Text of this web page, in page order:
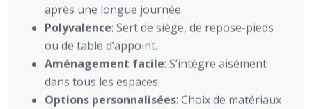
après une longue journée.
Polyvalence: Sert de siège, de repose-pieds
ou de table d’appoint.
Aménagement facile: S’intègre aisément
dans tous les espaces.
Options personnalisées: Choix de matériaux